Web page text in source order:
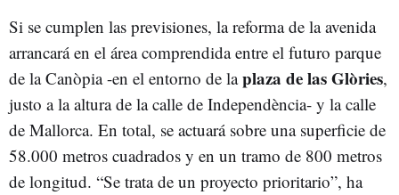
Si se cumplen las previsiones, la reforma de la avenida
arrancará en el área comprendida entre el futuro parque
de la Canòpia -en el entorno de laplaza de las Glòries,
justo a la altura de la calle de Independència- y la calle
de Mallorca. En total, se actuará sobre una superficie de
58.000 metros cuadrados y en un tramo de 800 metros
de longitud. “Se trata de un proyecto prioritario”, ha